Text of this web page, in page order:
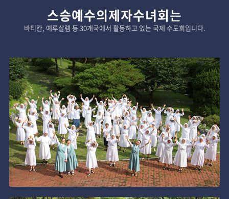
스승예수의제자수녀회는
바티칸, 예루살렘 등 30개국에서 활동하고 있는 국제 수도회입니다.